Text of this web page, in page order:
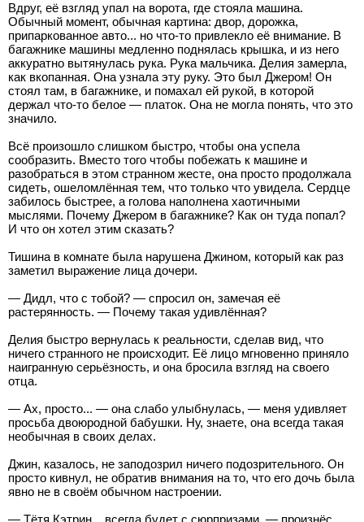
Вдруг, её взгляд упал на ворота, где стояла машина.
Обычный момент, обычная картина: двор, дорожка,
припаркованное авто... но что-то привлекло её внимание. В
багажнике машины медленно поднялась крышка, и из него
аккуратно вытянулась рука. Рука мальчика. Делия замерла,
как вкопанная. Она узнала эту руку. Это был Джером! Он
стоял там, в багажнике, и помахал ей рукой, в которой
держал что-то белое — платок. Она не могла понять, что это
значило.
Всё произошло слишком быстро, чтобы она успела
сообразить. Вместо того чтобы побежать к машине и
разобраться в этом странном жесте, она просто продолжала
сидеть, ошеломлённая тем, что только что увидела. Сердце
забилось быстрее, а голова наполнена хаотичными
мыслями. Почему Джером в багажнике? Как он туда попал?
И что он хотел этим сказать?
Тишина в комнате была нарушена Джином, который как раз
заметил выражение лица дочери.
— Дидл, что с тобой? — спросил он, замечая её
растерянность. — Почему такая удивлённая?
Делия быстро вернулась к реальности, сделав вид, что
ничего странного не происходит. Её лицо мгновенно приняло
наигранную серьёзность, и она бросила взгляд на своего
отца.
— Ах, просто... — она слабо улыбнулась, — меня удивляет
просьба двоюродной бабушки. Ну, знаете, она всегда такая
необычная в своих делах.
Джин, казалось, не заподозрил ничего подозрительного. Он
просто кивнул, не обратив внимания на то, что его дочь была
явно не в своём обычном настроении.
— Тётя Кэтрин... всегда будет с сюрпризами, — произнёс